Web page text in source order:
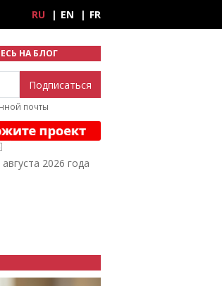
RU EN FR
НА БЛОГ
почты
2026 года